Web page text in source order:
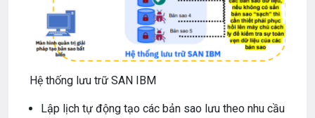
Hệ thống lưu trữ SAN IBM
Lập lịch tự động tạo các bản sao lưu theo nhu cầu